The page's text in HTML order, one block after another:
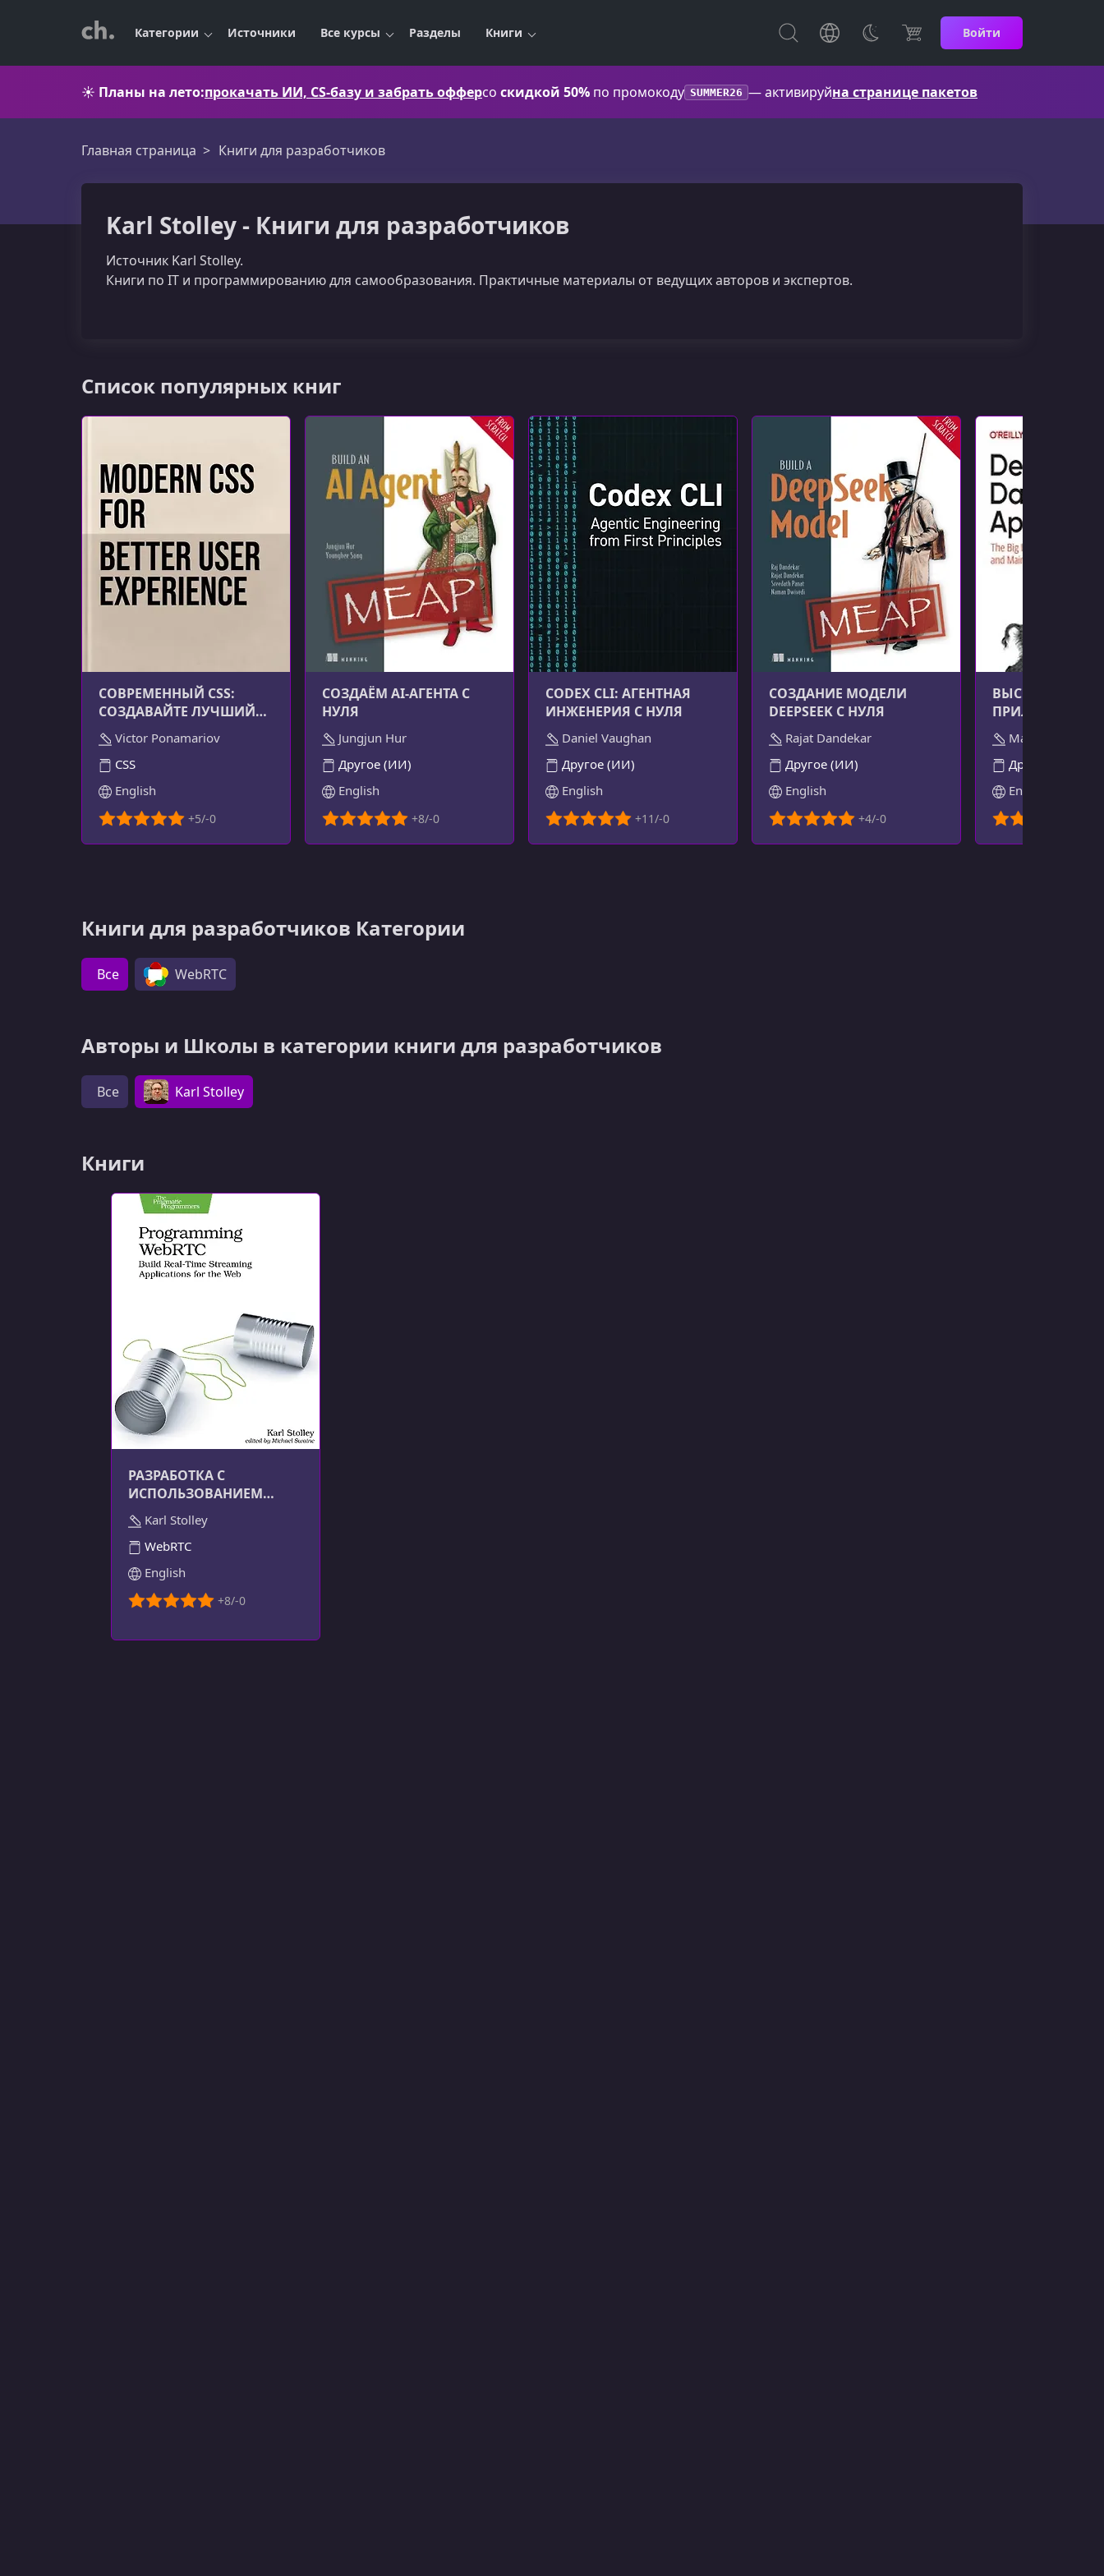
Категории Источники Все курсы Разделы Книги Войти
☀️ Планы на лето:прокачать ИИ, CS-базу и забрать офферсо скидкой 50% по промокоду SUMMER26 — активируйна странице пакетов
Главная страница Книги для разработчиков
Karl Stolley - Книги для разработчиков
Источник Karl Stolley.
Книги по IT и программированию для самообразования. Практичные материалы от ведущих авторов и экспертов.
Список популярных книг
СОВРЕМЕННЫЙ CSS:
СОЗДАВАЙТЕ ЛУЧШИЙ
ПОЛЬЗОВАТЕЛЬСКИЙ
ОПЫТ
Victor Ponamariov
CSS
English
СОЗДАЁМ AI-АГЕНТА С
НУЛЯ
Jungjun Hur
Другое (ИИ)
English
CODEX CLI: АГЕНТНАЯ
ИНЖЕНЕРИЯ С НУЛЯ
Daniel Vaughan
Другое (ИИ)
English
СОЗДАНИЕ МОДЕЛИ
DEEPSEEK С НУЛЯ
Rajat Dandekar
Другое (ИИ)
English
ПРИЛОЖЕНИЯ,
ИЗДАНИЕ
Martin
Другое
English
Книги для разработчиков Категории
Все WebRTC
Авторы и Школы в категории книги для разработчиков
Все Karl Stolley
Книги
РАЗРАБОТКА С
ИСПОЛЬЗОВАНИЕМ
WEBRTC
Karl Stolley
WebRTC
English